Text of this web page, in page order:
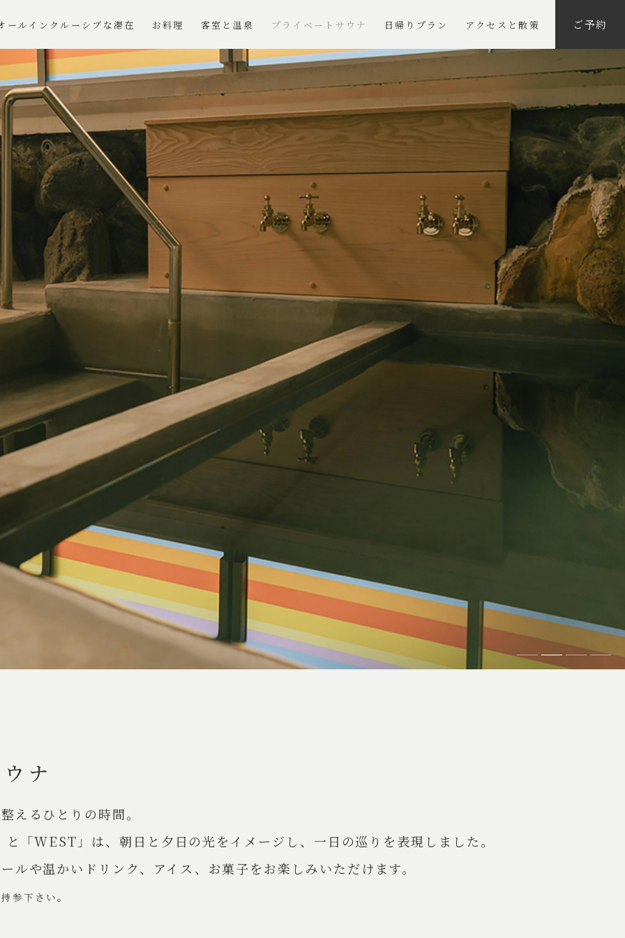
ールインクルーシブな滞在 お料理 客室と温泉 プライベートサウナ 日帰りプラン アクセスと散策 ご予約
ナ
えるひとりの時間。
「WEST」は、朝日と夕日の光をイメージし、一日の巡りを表現しました。
ルや温かいドリンク、アイス、お菓子をお楽しみいただけます。
参下さい。